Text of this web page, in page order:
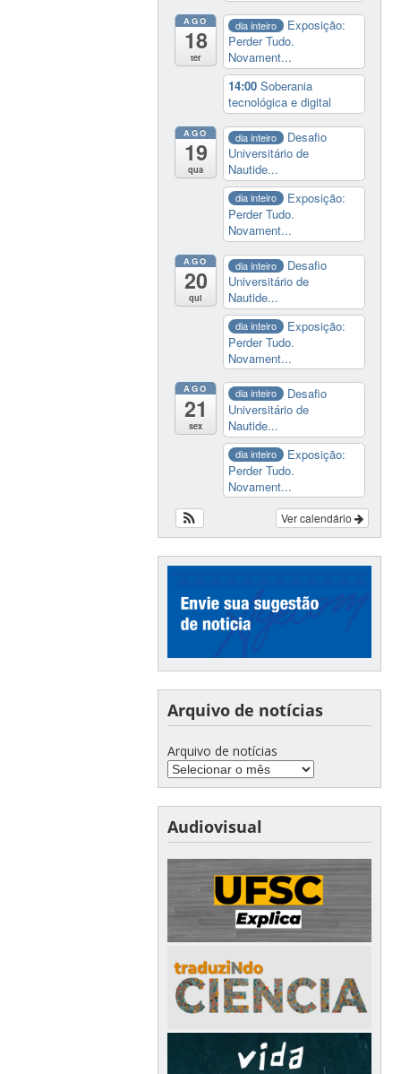
AGO
18
ter
dia inteiro
Exposição:
Perder Tudo.
Novament...
14:00Soberania
tecnológica e digital
AGO
19
qua
dia inteiro
Desafio
Universitário de
Nautide...
dia inteiro
Exposição:
Perder Tudo.
Novament...
AGO
20
qui
dia inteiro
Desafio
Universitário de
Nautide...
dia inteiro
Exposição:
Perder Tudo.
Novament...
AGO
21
sex
dia inteiro
Desafio
Universitário de
Nautide...
dia inteiro
Exposição:
Perder Tudo.
Novament...
Ver calendário
Arquivo de notícias
Arquivo de notícias
Audiovisual